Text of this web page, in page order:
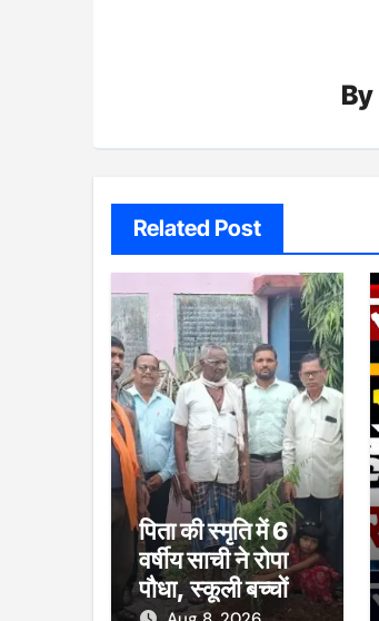
By
Related Post
पिता की स्मृति में 6
वर्षीय साची ने रोपा
पौधा, स्कूली बच्चों